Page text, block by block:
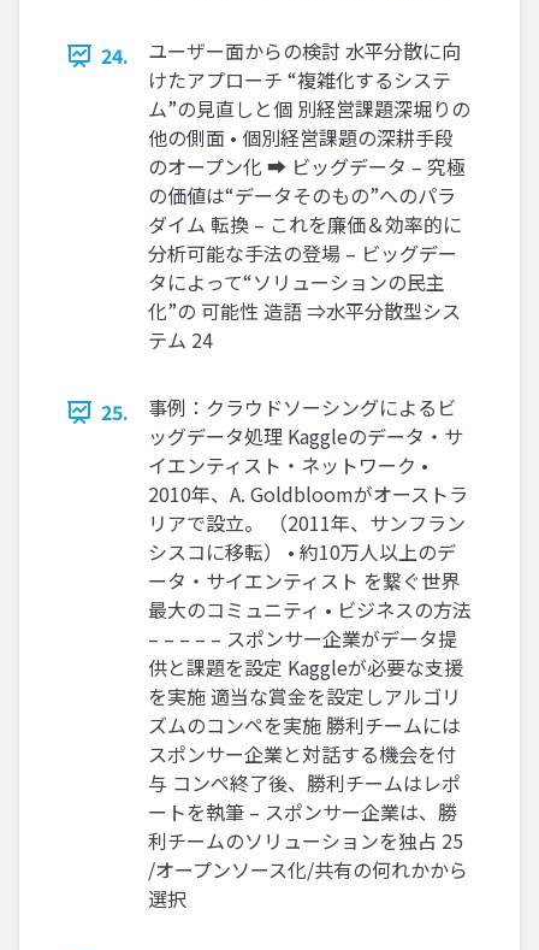
24.
ユーザー面からの検討 水平分散に向
けたアプローチ “複雑化するシステ
ム”の見直しと個 別経営課題深堀りの
他の側面 • 個別経営課題の深耕手段
のオープン化 ➡ ビッグデータ – 究極
の価値は“データそのもの”へのパラ
ダイム 転換 – これを廉価＆効率的に
分析可能な手法の登場 – ビッグデー
タによって“ソリューションの民主
化”の 可能性 造語 ⇒水平分散型シス
テム 24
25.
事例：クラウドソーシングによるビ
ッグデータ処理 Kaggleのデータ・サ
イエンティスト・ネットワーク •
2010年、A. Goldbloomがオーストラ
リアで設立。 （2011年、サンフラン
シスコに移転） • 約10万人以上のデ
ータ・サイエンティスト を繋ぐ世界
最大のコミュニティ • ビジネスの方法
– – – – – スポンサー企業がデータ提
供と課題を設定 Kaggleが必要な支援
を実施 適当な賞金を設定しアルゴリ
ズムのコンペを実施 勝利チームには
スポンサー企業と対話する機会を付
与 コンペ終了後、勝利チームはレポ
ートを執筆 – スポンサー企業は、勝
利チームのソリューションを独占 25
/オープンソース化/共有の何れかから
選択